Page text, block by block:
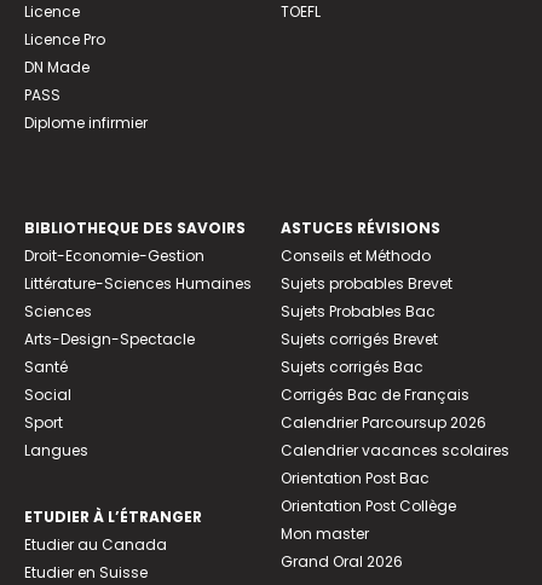
Licence
Licence Pro
DN Made
PASS
Diplome infirmier
TOEFL
BIBLIOTHEQUE DES SAVOIRS
Droit-Economie-Gestion
Littérature-Sciences Humaines
Sciences
Arts-Design-Spectacle
Santé
Social
Sport
Langues
ETUDIER À L’ÉTRANGER
Etudier au Canada
Etudier en Suisse
ASTUCES RÉVISIONS
Conseils et Méthodo
Sujets probables Brevet
Sujets Probables Bac
Sujets corrigés Brevet
Sujets corrigés Bac
Corrigés Bac de Français
Calendrier Parcoursup 2026
Calendrier vacances scolaires
Orientation Post Bac
Orientation Post Collège
Mon master
Grand Oral 2026